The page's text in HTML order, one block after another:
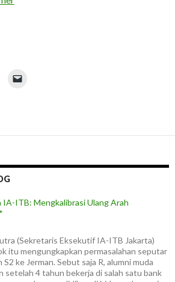
IA-ITB: Mengkalibrasi Ulang Arah
(Sekretaris Eksekutif IA-ITB Jakarta)
itu mengungkapkan permasalahan seputar
ke Jerman. Sebut saja R, alumni muda
setelah 4 tahun bekerja di salah satu bank